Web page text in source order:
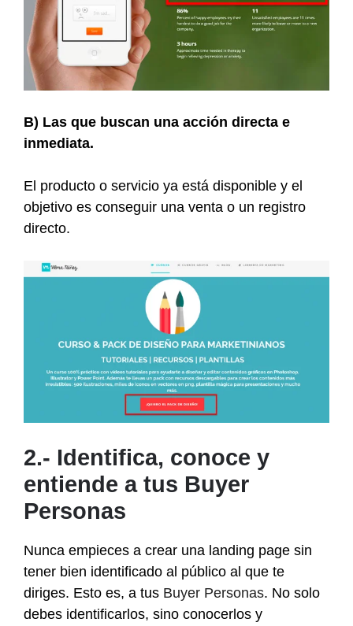
B) Las que buscan una acción directa e
inmediata.
El producto o servicio ya está disponible y el
objetivo es conseguir una venta o un registro
directo.
2.- Identifica, conoce y
entiende a tus Buyer
Personas
Nunca empieces a crear una landing page sin
tener bien identificado al público al que te
diriges. Esto es, a tus Buyer Personas. No solo
debes identificarlos, sino conocerlos y